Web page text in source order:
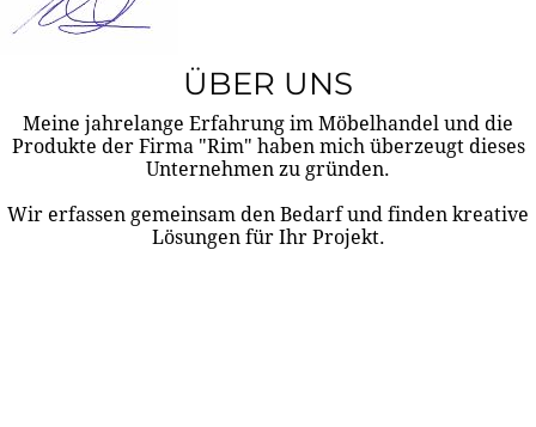
ÜBER UNS
Meine jahrelange Erfahrung im Möbelhandel und die
Produkte der Firma "Rim" haben mich überzeugt dieses
Unternehmen zu gründen.
Wir erfassen gemeinsam den Bedarf und finden kreative
Lösungen für Ihr Projekt.